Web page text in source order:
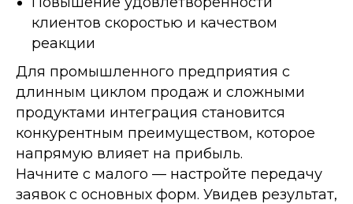
клиентов скоростью и качеством
реакции
Для промышленного предприятия с
длинным циклом продаж и сложными
продуктами интеграция становится
конкурентным преимуществом, которое
напрямую влияет на прибыль.
Начните с малого — настройте передачу
заявок с основных форм. Увидев результат,